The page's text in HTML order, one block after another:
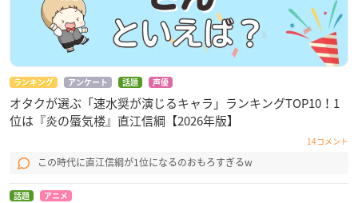
ランキング アンケート 話題 声優
オタクが選ぶ「速水奨が演じるキャラ」ランキングTOP10！1
位は『炎の蜃気楼』直江信綱【2026年版】
14コメント
この時代に直江信綱が1位になるのおもろすぎるw
話題 アニメ